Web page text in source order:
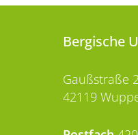
Bergische
Gaußstraße
42119